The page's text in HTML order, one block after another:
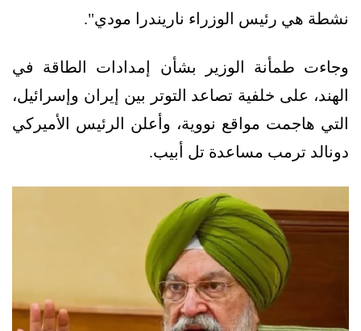
نشطة هي رئيس الوزراء ناريندرا مودي".
وجاءت طمأنة الوزير بشأن إمدادات الطاقة في
الهند، على خلفية تصاعد التوتر بين إيران وإسرائيل،
التي هاجمت مواقع نووية، وأعلن الرئيس الأميركي
دونالد ترمب مساعدة تل أبيب.